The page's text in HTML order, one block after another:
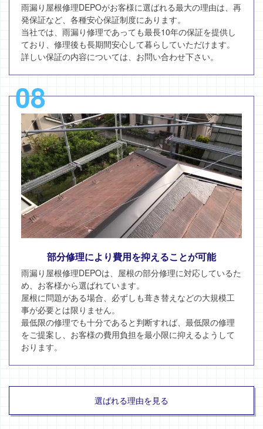
雨漏り屋根修理DEPOがお客様に選ばれる最大の理由は、再
発保証など、各種安心保証制度にあります。
当社では、雨漏り修理であっても最長10年の保証を提供し
ており、修理後も長期間安心して暮らしていただけます。
詳しい保証の内容については、お問い合わせ下さい。
08
部分修理により費用を抑えることが可能
雨漏り屋根修理DEPOは、屋根の部分修理に対応しているた
め、お客様から選ばれています。
屋根に問題がある場合、必ずしも葺き替えなどの大規模工
事が必要とは限りません。
最低限の修理でも十分であると判断すれば、最低限の修理
をご提案し、お客様の費用負担を最小限に抑えるようして
おります。
選ばれる理由を見る